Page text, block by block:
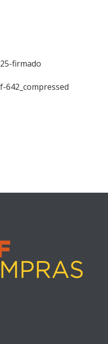
firmado